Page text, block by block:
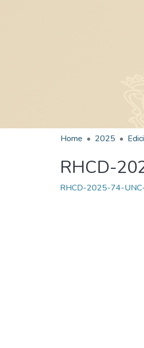
Home 2025
RHCD-
RHCD-2025-74-